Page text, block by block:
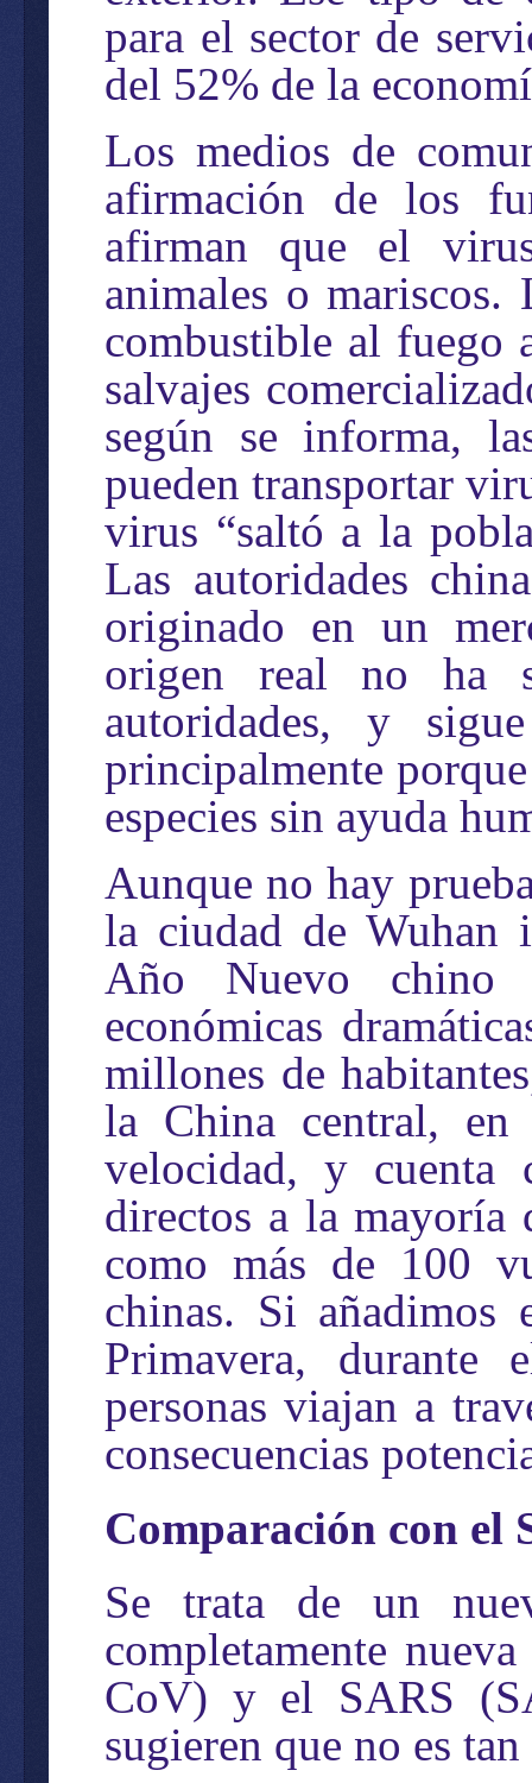
para el sector de
del 52% de la
Los medios de
afirmación de los
afirman que el
animales o mariscos.
combustible al fuego
salvajes
según se informa,
pueden transportar
virus “saltó a la
Las autoridades
originado en un
origen real no ha
autoridades, y
principalmente
especies sin ayuda
Aunque no hay
la ciudad de Wuhan
Año Nuevo chino
económicas
millones de
la China central,
velocidad, y cuenta
directos a la mayoría
como más de 100
chinas. Si
Primavera,
personas viajan a
consecuencias
Comparación con el
Se trata de un
completamente
CoV) y el SARS
sugieren que no es